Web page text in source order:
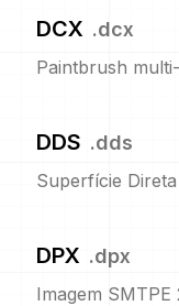
DCX .dcx
Paintbrush
DDS .dds
Superfície
DPX .dpx
Imagem